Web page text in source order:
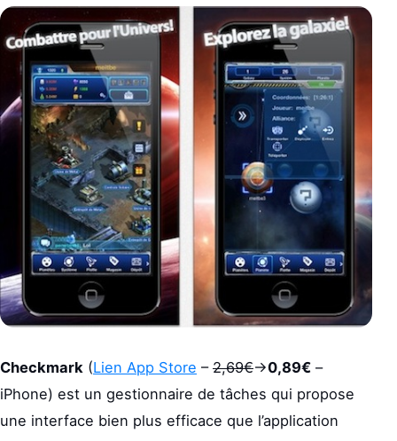
Checkmark (Lien App Store – 2,69€->0,89€ –
iPhone) est un gestionnaire de tâches qui propose
une interface bien plus efficace que l’application